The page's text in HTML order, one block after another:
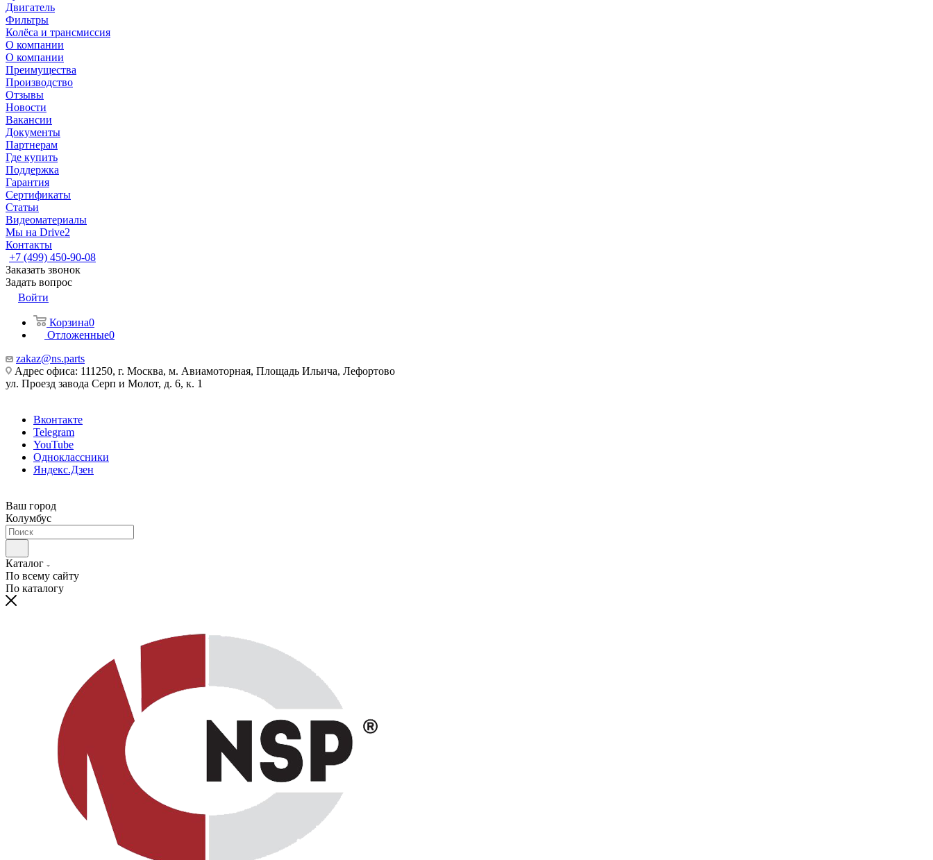
Двигатель
Фильтры
Колёса и трансмиссия
О компании
О компании
Преимущества
Производство
Отзывы
Новости
Вакансии
Документы
Партнерам
Где купить
Поддержка
Гарантия
Сертификаты
Статьи
Видеоматериалы
Мы на Drive2
Контакты
+7 (499) 450-90-08
Заказать звонок
Задать вопрос
Войти
Корзина0
Отложенные0
zakaz@ns.parts
Адрес офиса: 111250, г. Москва, м. Авиамоторная, Площадь Ильича, Лефортово
ул. Проезд завода Серп и Молот, д. 6, к. 1
Вконтакте
Telegram
YouTube
Одноклассники
Яндекс.Дзен
Ваш город
Колумбус
Каталог
По всему сайту
По каталогу